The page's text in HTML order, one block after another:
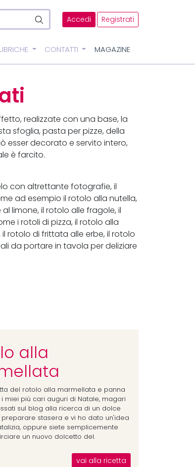
Accedi Registrati
CONTATTI MAGAZINE
realizzate con una base, la
sfoglia, pasta per pizze, della
esser decorato e servito intero,
è farcito.
con altrettante fotografie, il
ad esempio il rotolo alla nutella,
limone, il rotolo alle fragole, il
i rotoli di pizza, il rotolo alla
rotolo di frittata alle erbe, il rotolo
da portare in tavola per deliziare
alla
del rotolo alla marmellata e panna
miei più cari auguri di Natale, magari
sul blog alla ricerca di un dolce
stasera e vi ho dato un'idea
oppure siete semplicemente
un nuovo dolcetto del.
vai alla ricetta